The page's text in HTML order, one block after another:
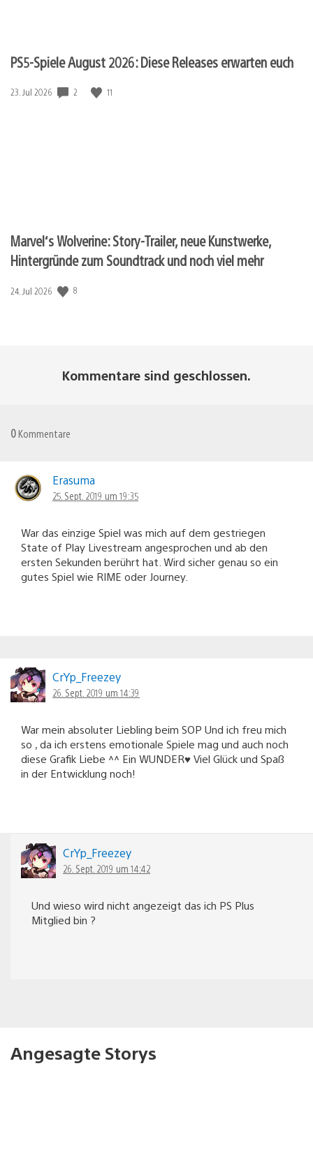
PS5-Spiele August 2026: Diese Releases erwarten euch
Veröffentlichungsdatum:
23. Jul 2026 2 11
Marvel‘s Wolverine: Story-Trailer, neue Kunstwerke,
Hintergründe zum Soundtrack und noch viel mehr
Veröffentlichungsdatum:
24. Jul 2026 8
Kommentare sind geschlossen.
0 Kommentare
Erasuma
25. Sept. 2019 um 19:35
War das einzige Spiel was mich auf dem gestriegen
State of Play Livestream angesprochen und ab den
ersten Sekunden berührt hat. Wird sicher genau so ein
gutes Spiel wie RIME oder Journey.
CrYp_Freezey
26. Sept. 2019 um 14:39
War mein absoluter Liebling beim SOP Und ich freu mich
so , da ich erstens emotionale Spiele mag und auch noch
diese Grafik Liebe ^^ Ein WUNDER♥️ Viel Glück und Spaß
in der Entwicklung noch!
CrYp_Freezey
26. Sept. 2019 um 14:42
Und wieso wird nicht angezeigt das ich PS Plus
Mitglied bin ?
Angesagte Storys